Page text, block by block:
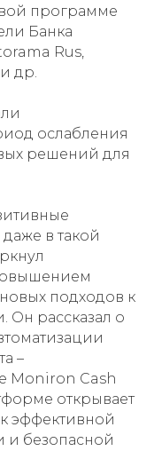
программе
Банка
Rus,
др.
ослабления
решений для
в такой
подходов к
Он рассказал о
–
Moniron Cash
открывает
эффективной
и безопасной